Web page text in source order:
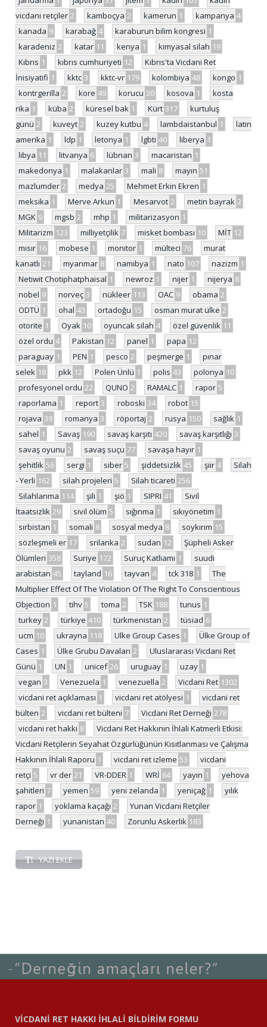
vicdani retçiler 2 kamboçya 2 kamerun 1 kampanya 4
kanada 9 karabağ 4 karaburun bilim kongresi 1
karadeniz 2 katar 11 kenya 1 kimyasal silah 19
Kıbrıs 1 kıbrıs cumhuriyeti 12
Kıbrıs'ta Vicdani Ret
İnisiyatifi 1 kktc 3 kktc-vr 179 kolombiya 48 kongo 1
kontrgerilla 2 kore 49 korucu 30 kosova 1
kosta
rika 1 küba 2 küresel bak 1 Kürt 317
kurtuluş
günü 2 kuveyt 2 kuzey kutbu 4 lambdaistanbul 1
latin
amerika 1 ldp 1 letonya 1 lgbti 40 liberya 1
libya 11 litvanya 6 lübnan 3 macaristan 1
makedonya 1 malakanlar 3 mali 8 mayın 51
mazlumder 2 medya 25 Mehmet Erkin Ekren 1
meksika 1 Merve Arkun 1 Mesarvot 2 metin bayrak 2
MGK 9 mgsb 2 mhp 1 militarizasyon 1
Militarizm 123 milliyetçilik 7 misket bombası 10 MİT 12
mısır 16 mobese 1 monitor 1 mülteci 76
murat
kanatlı 21 myanmar 8 namibya 1 nato 107 nazizm 1
Netiwit Chotiphatphaisal 1 newroz 1 nijer 1 nijerya 8
nobel 9 norveç 3 nükleer 113 OAC 9 obama 2
ODTÜ 1 ohal 43 ortadoğu 15 osman murat ülke 2
otorite 1 Oyak 10 oyuncak silah 4 özel güvenlik 11
özel ordu 4 Pakistan 12 panel 1 papa 12
paraguay 1 PEN 1 pesco 2 peşmerge 1
pınar
selek 18 pkk 12 Polen Ünlü 1 polis 43 polonya 10
profesyonel ordu 22 QUNO 2 RAMALC 1 rapor 5
raporlama 1 report 3 roboski 34 robot 15
rojava 39 romanya 3 röportaj 2 rusya 150 sağlık 1
sahel 1 Savaş 190 savaş karşıtı 420 savaş karşıtlığı 3
savaş oyunu 2 savaş suçu 77 savaşa hayır 1
şehitlik 56 sergi 1 siber 5 şiddetsizlik 45 şiir 4
Silah
- Yerli 162 silah projeleri 5 Silah ticareti 256
Silahlanma 114 şili 1 şiö 1 SIPRI 41
Sivil
İtaatsizlik 29 sivil ölüm 5 sığınma 1 sıkıyönetim 1
sırbistan 1 somali 8 sosyal medya 8 soykırım 15
sözleşmeli er 17 srilanka 2 sudan 12
Şüpheli Asker
Ölümleri 358 Suriye 172 Suruç Katliamı 1
suudi
arabistan 45 tayland 16 tayvan 4 tck 318 1
The
Multiplier Effect Of The Violation Of The Right To Conscientious
Objection 1 tihv 5 toma 2 TSK 188 tunus 1
turkey 2 türkiye 410 türkmenistan 2 tüsiad 6
ucm 10 ukrayna 118 Ulke Group Cases 1
Ülke Group of
Cases 1 Ülke Grubu Davaları 2
Uluslararası Vicdani Ret
Günü 1 UN 1 unicef 26 uruguay 1 uzay 1
vegan 3 Venezuela 1 venezuella 2 Vicdani Ret 1302
vicdani ret açıklaması 1 vicdani ret atölyesi 1
vicdani ret
bülten 2 vicdani ret bülteni 7 Vicdani Ret Derneği 278
vicdani ret hakkı 8
Vicdani Ret Hakkının İhlali Katmerli Etkisi:
Vicdani Retçilerin Seyahat Özgürlüğünün Kısıtlanması ve Çalışma
Hakkının İhlali Raporu 1 vicdani ret izleme 53
vicdani
retçi 5 vr der 21 VR-DDER 1 WRİ 64 yayın 1
yehova
şahitleri 7 yemen 59 yeni zelanda 1 yeniçağ 1
yılık
rapor 1 yoklama kaçağı 2
Yunan Vicdani Retçiler
Derneği 1 yunanistan 40 Zorunlu Askerlik 183
YAZI EKLE
VİCDANİ RET HAKKI İHLALİ BİLDİRİM FORMU